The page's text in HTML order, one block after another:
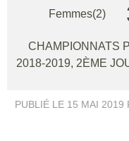
Femmes(2)
CHAMPIONNATS
2018-2019, 2ÈME
PUBLIÉ LE 15 MAI 2019